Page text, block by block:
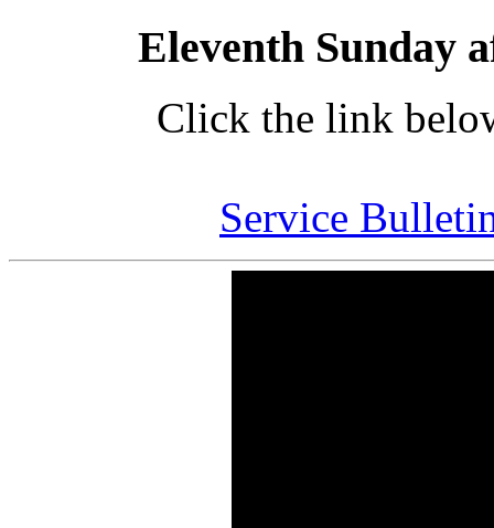
Eleventh Sunday
Click the link
Service